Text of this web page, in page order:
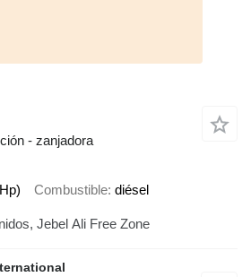
- zanjadora
Combustible diésel
Jebel Ali Free Zone